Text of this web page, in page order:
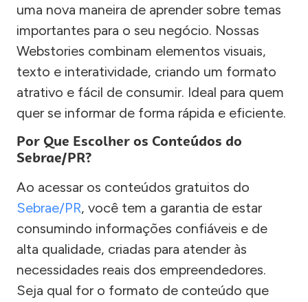
uma nova maneira de aprender sobre temas
importantes para o seu negócio. Nossas
Webstories combinam elementos visuais,
texto e interatividade, criando um formato
atrativo e fácil de consumir. Ideal para quem
quer se informar de forma rápida e eficiente.
Por Que Escolher os Conteúdos do
Sebrae/PR?
Ao acessar os conteúdos gratuitos do
Sebrae/PR, você tem a garantia de estar
consumindo informações confiáveis e de
alta qualidade, criadas para atender às
necessidades reais dos empreendedores.
Seja qual for o formato de conteúdo que